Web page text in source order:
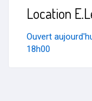
Location
Ouvert
18h00